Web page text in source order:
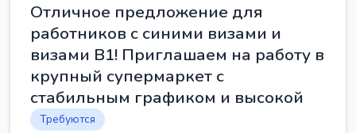
Отличное предложение для
работников с синими визами и
визами B1! Приглашаем на работу в
крупный супермаркет с
стабильным графиком и высокой
Требуются